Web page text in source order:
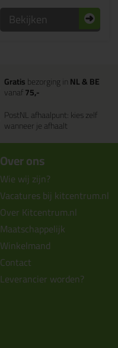
Bekijken
Gratisbezorging inNL & BE
vanaf75,-
PostNL afhaalpunt: kies zelf
wanneer je afhaalt
Over ons
Wie wij zijn?
Vacatures bij kitcentrum.nl
Over Kitcentrum.nl
Maatschappelijk
Winkelmand
Contact
Leverancier worden?